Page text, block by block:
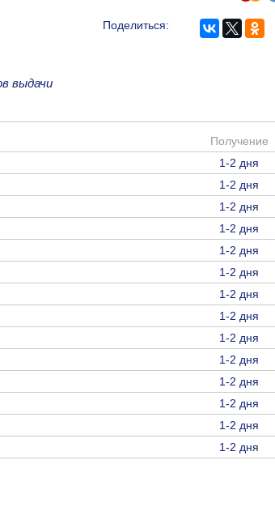
Поделиться:
выдачи
Получение
1-2 дня
1-2 дня
1-2 дня
1-2 дня
1-2 дня
1-2 дня
1-2 дня
1-2 дня
1-2 дня
1-2 дня
1-2 дня
1-2 дня
1-2 дня
1-2 дня